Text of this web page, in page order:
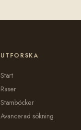
UTFORSKA
Start
Raser
Stamböcker
Avancerad sökning